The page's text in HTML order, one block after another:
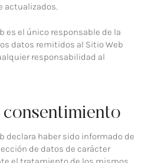
actualizados.
es el único responsable de la
datos remitidos al Sitio Web
responsabilidad al
declara haber sido informado de
de datos de carácter